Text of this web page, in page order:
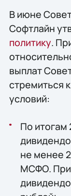
В июне
Софтлайн
политику.
выплат
стремиться
условий:
По итогам
не менее
МСФО. При